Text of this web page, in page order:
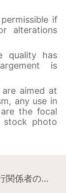
if
alterations
quality has
is
aimed at
any use in
the focal
stock photo
係者の皆様へ